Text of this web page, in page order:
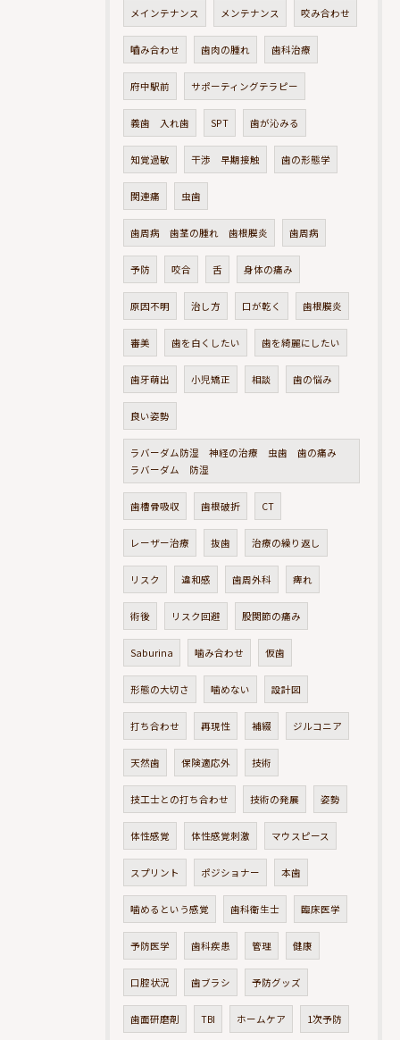
メインテナンス メンテナンス 咬み合わせ
嚙み合わせ 歯肉の腫れ 歯科治療
府中駅前 サポーティングテラピー
義歯 入れ歯 SPT 歯が沁みる
知覚過敏 干渉 早期接触 歯の形態学
関連痛 虫歯
歯周病 歯茎の腫れ 歯根膜炎 歯周病
予防 咬合 舌 身体の痛み
原因不明 治し方 口が乾く 歯根膜炎
審美 歯を白くしたい 歯を綺麗にしたい
歯牙萌出 小児矯正 相談 歯の悩み
良い姿勢
ラバーダム防湿 神経の治療 虫歯 歯の痛み
ラバーダム 防湿
歯槽骨吸収 歯根破折 CT
レーザー治療 抜歯 治療の繰り返し
リスク 違和感 歯周外科 痺れ
術後 リスク回避 股関節の痛み
Saburina 噛み合わせ 仮歯
形態の大切さ 噛めない 設計図
打ち合わせ 再現性 補綴 ジルコニア
天然歯 保険適応外 技術
技工士との打ち合わせ 技術の発展 姿勢
体性感覚 体性感覚刺激 マウスピース
スプリント ポジショナー 本歯
噛めるという感覚 歯科衛生士 臨床医学
予防医学 歯科疾患 管理 健康
口腔状況 歯ブラシ 予防グッズ
歯面研磨剤 TBI ホームケア 1次予防